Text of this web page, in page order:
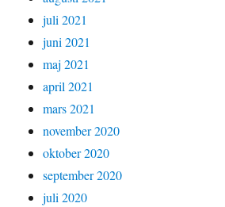
juli 2021
juni 2021
maj 2021
april 2021
mars 2021
november 2020
oktober 2020
september 2020
juli 2020